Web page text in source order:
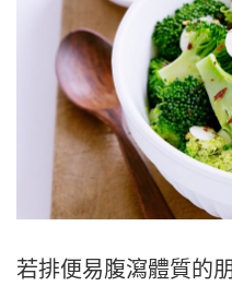
若排便易腹瀉體質的